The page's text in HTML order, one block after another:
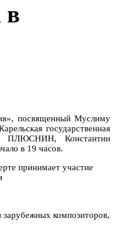
в
посвященный Муслиму
государственная
ПЛЮСНИН, Константин
в 19 часов.
принимает участие
композиторов,